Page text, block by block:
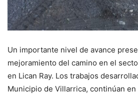
Un importante nivel de avance
mejoramiento del camino en el
en Lican Ray. Los trabajos
Municipio de Villarrica, continúan